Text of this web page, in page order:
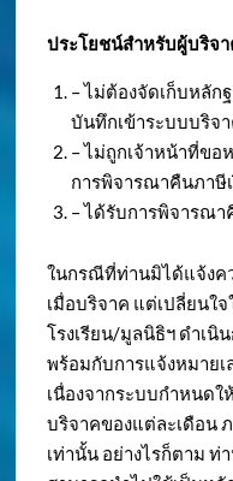
ประโยชน์สำหรับผู้บริจ
– ไม่ต้องจัดเก็บหลัก
บันทึกเข้าระบบบริจ
– ไม่ถูกเจ้าหน้าที่ขอ
การพิจารณาคืนภาษี
– ได้รับการพิจารณา
ในกรณีที่ท่านมิได้แจ้งค
เมื่อบริจาค แต่เปลี่ยนใ
โรงเรียน/มูลนิธิฯ ดำเนิ
พร้อมกับการแจ้งหมาย
เนื่องจากระบบกำหนด
บริจาคของแต่ละเดือน
เท่านั้น อย่างไรก็ตาม ท่